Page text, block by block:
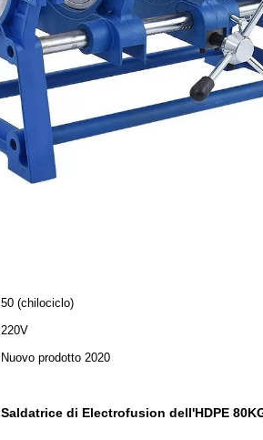
50 (chilociclo)
220V
Nuovo prodotto 2020
Saldatrice di Electrofusion dell'HDPE